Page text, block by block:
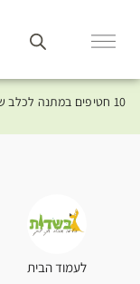
10 חטיפים במתנה
לעמוד הבית